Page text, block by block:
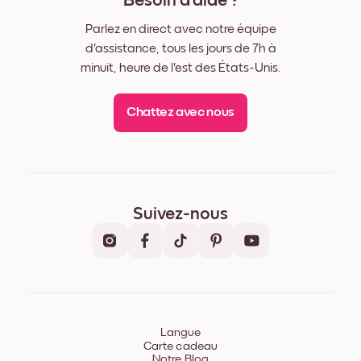
Parlez en direct avec notre équipe
d'assistance, tous les jours de 7h à
minuit, heure de l'est des États-Unis.
Chattez avec nous
Suivez-nous
Langue
Carte cadeau